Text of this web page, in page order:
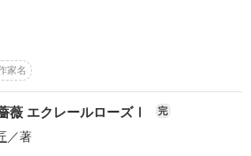
たち
家名
薇 エクレールローズⅠ 完
／著